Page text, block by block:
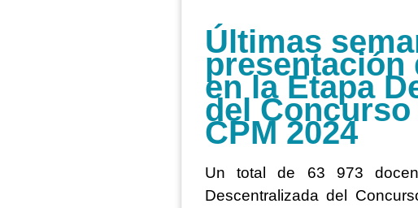
Últimas
presentación
en la Etapa
del
CPM 2024
Un total de 63 973
Descentralizada del